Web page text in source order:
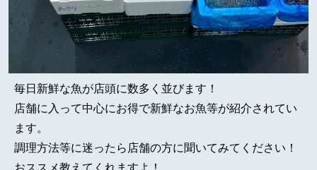
毎日新鮮な魚が店頭に数多く並びます！
店舗に入って中心にお得で新鮮なお魚等が紹介されてい
ます。
調理方法等に迷ったら店舗の方に聞いてみてください！
おススメ教えてくれますよ！